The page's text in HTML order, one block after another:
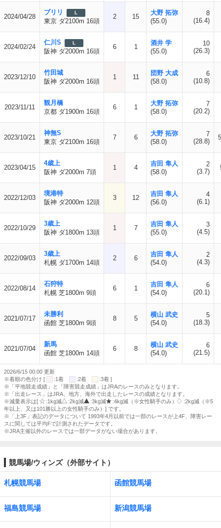
2024/04/28
ブリリ L
東京 ダ2100m 16頭
2 15
大野 拓弥
(55.0)
8
(16.4)
2024/02/24
仁川S L
阪神 ダ2000m 16頭
6 1
酒井 学
(55.0)
10
(26.3)
2023/12/10
竹田城
阪神 ダ2000m 16頭
1 11
団野 大成
(58.0)
6
(10.8)
2023/11/11
観月橋
京都 ダ1900m 16頭
6 1
大野 拓弥
(58.0)
7
(20.2)
2023/10/21
神無S
東京 ダ2100m 16頭
7 6
大野 拓弥
(58.0)
7
(28.8)
2023/04/15
4歳上
阪神 ダ2000m 7頭
1 4
吉田 隼人
(58.0)
2
(3.7)
2022/12/03
境港特
阪神 ダ2000m 12頭
3 12
吉田 隼人
(56.0)
4
(6.1)
2022/10/29
3歳上
阪神 ダ1800m 13頭
1 7
吉田 隼人
(55.0)
3
(4.5)
2022/09/03
3歳上
札幌 ダ1700m 14頭
2 6
吉田 隼人
(54.0)
2
(4.3)
2022/08/14
石狩特
札幌 芝1800m 9頭
6 1
吉田 隼人
(54.0)
6
(20.1)
2021/07/17
未勝利
函館 芝1800m 9頭
8 5
横山 武史
(54.0)
5
(18.3)
2021/07/04
新馬
函館 芝1800m 14頭
6 8
横山 武史
(54.0)
6
(21.5)
2026/6/15 00:00 更新
※着順の色分け [
:1着 :2着
:3着 ]
※「平地競走成績」と「障害競走成績」はJRAのレースのみとなります。
※「出走レース」はJRA、地方、海外で出走したレースの成績となります。
※減量表示は[
:1kg減 :2kg減 :3kg減 :4kg減（※女性騎手のみ）
:2kg減（※5
年以上、又は101勝以上の女性騎手のみ）] です。
※「上3F」表記のデータについて 1993年4月以前では一部のレースが上4F、障害レー
スに関しては平均Fで計測されたデータです。
※JRA主催以外のレースでは一部データがない場合があります。
競馬場/ウィンズ（外部サイト）
札幌競馬場 函館競馬場
福島競馬場 新潟競馬場